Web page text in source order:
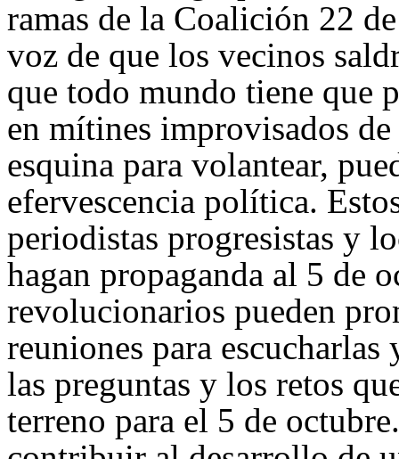
ramas de la Coalición 22
voz de que los vecinos
que todo mundo tiene que
en mítines improvisados de
esquina para volantear,
efervescencia política.
periodistas progresistas y
hagan propaganda al 5 de
revolucionarios pueden
reuniones para
las preguntas y los retos
terreno para el 5 de